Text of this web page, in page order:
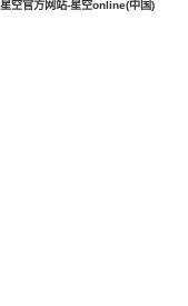
星空官方网站-星空online(中国)